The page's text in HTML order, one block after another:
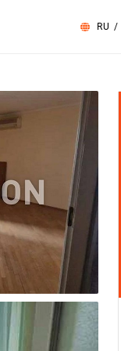
RU /